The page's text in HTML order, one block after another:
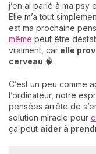
j’en ai parlé à ma psy
Elle m’a tout
est ma prochaine
même peut être
vraiment, car elle
cerveau 🧠.
C’est un peu comme
l’ordinateur, notre
pensées arrête de
solution miracle pour
ça peut aider à